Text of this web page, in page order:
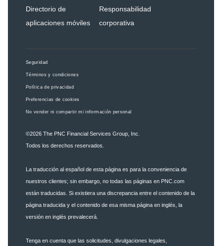
Directorio de
aplicaciones móviles
Responsabilidad
corporativa
Seguridad
Términos y condiciones
Política de privacidad
Preferencias de cookies
No vender ni compartir mi información personal
©2026 The PNC Financial Services Group, Inc.
Todos los derechos reservados.
La traducción al español de esta página es para la conveniencia de
nuestros clientes; sin embargo, no todas las páginas en PNC.com
están traducidas. Si existiera una discrepancia entre el contenido de la
página traducida y el contenido de esa misma página en inglés, la
versión en inglés prevalecerá.
Tenga en cuenta que las solicitudes, divulgaciones legales,